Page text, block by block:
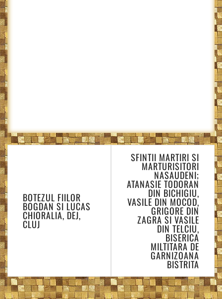
Navigare
în
articole
BOTEZUL FIILOR
BOGDAN SI LUCAS
CHIORALIA, DEJ,
CLUJ
SFINTII MARTIRI SI
MARTURISITORI
NASAUDENI;
ATANASIE TODORAN
DIN BICHIGIU,
VASILE DIN MOCOD,
GRIGORE DIN
ZAGRA SI VASILE
DIN TELCIU,
BISERICA
MILTITARA DE
GARNIZOANA
BISTRITA